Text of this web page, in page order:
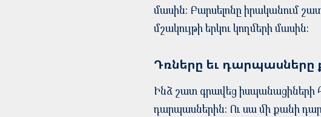
մասին: Բարսելոնը իրականում
մշակույթի երկու կողմերի մասին:
Դռները եւ դարպասները
Ինձ շատ գրավեց իսպանացիների
դարպասներին: Ու սա մի քանի